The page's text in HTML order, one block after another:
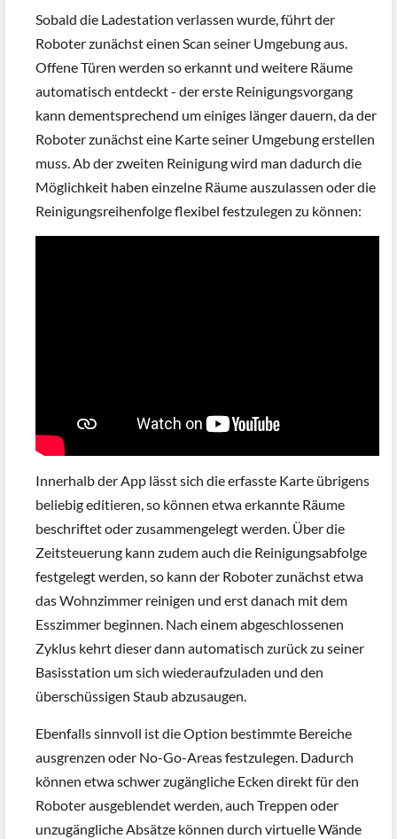
Sobald die Ladestation verlassen wurde, führt der
Roboter zunächst einen Scan seiner Umgebung aus.
Offene Türen werden so erkannt und weitere Räume
automatisch entdeckt - der erste Reinigungsvorgang
kann dementsprechend um einiges länger dauern, da der
Roboter zunächst eine Karte seiner Umgebung erstellen
muss. Ab der zweiten Reinigung wird man dadurch die
Möglichkeit haben einzelne Räume auszulassen oder die
Reinigungsreihenfolge flexibel festzulegen zu können:
Innerhalb der App lässt sich die erfasste Karte übrigens
beliebig editieren, so können etwa erkannte Räume
beschriftet oder zusammengelegt werden. Über die
Zeitsteuerung kann zudem auch die Reinigungsabfolge
festgelegt werden, so kann der Roboter zunächst etwa
das Wohnzimmer reinigen und erst danach mit dem
Esszimmer beginnen. Nach einem abgeschlossenen
Zyklus kehrt dieser dann automatisch zurück zu seiner
Basisstation um sich wiederaufzuladen und den
überschüssigen Staub abzusaugen.
Ebenfalls sinnvoll ist die Option bestimmte Bereiche
ausgrenzen oder No-Go-Areas festzulegen. Dadurch
können etwa schwer zugängliche Ecken direkt für den
Roboter ausgeblendet werden, auch Treppen oder
unzugängliche Absätze können durch virtuelle Wände